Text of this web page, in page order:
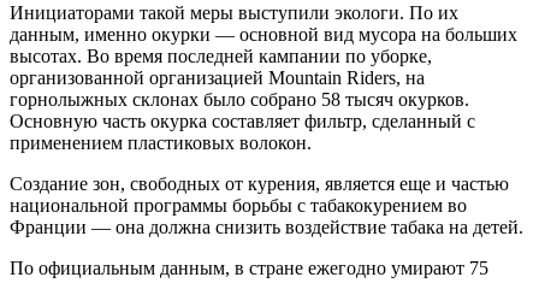
Инициаторами такой меры выступили экологи. По их
данным, именно окурки — основной вид мусора на больших
высотах. Во время последней кампании по уборке,
организованной организацией Mountain Riders, на
горнолыжных склонах было собрано 58 тысяч окурков.
Основную часть окурка составляет фильтр, сделанный с
применением пластиковых волокон.
Создание зон, свободных от курения, является еще и частью
национальной программы борьбы с табакокурением во
Франции — она должна снизить воздействие табака на детей.
По официальным данным, в стране ежегодно умирают 75